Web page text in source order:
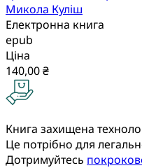
Микола Куліш
Електронна книга
epub
Ціна
140,00 ₴
Книга захищена
Це потрібно для
Дотримуйтесь